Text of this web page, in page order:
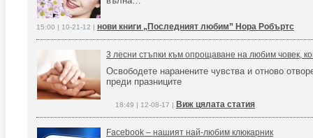
15:00 | 10-21-12 | нови книги „Последният любим” Нора Робъртс
3 лесни стъпки към опрощаване на любим човек,
Освободете наранените чувства и отново
преди празниците
18:49 | 12-08-17 | Виж цялата статия
Facebook – нашият най-любим клюкарник